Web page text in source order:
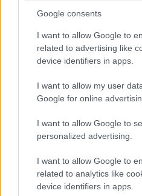
Google consents
I want to allow Google to
related to advertising like
device identifiers in apps.
I want to allow my user
Google for online
I want to allow Google to
personalized advertising.
I want to allow Google to
related to analytics like
device identifiers in apps.